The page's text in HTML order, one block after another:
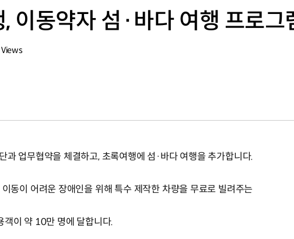
이동약자 섬·바다 여행 프로그
Views
과 업무협약을 체결하고, 초록여행에 섬·바다 여행을 추가합니다.
동이 어려운 장애인을 위해 특수 제작한 차량을 무료로 빌려주는
객이 약 10만 명에 달합니다.